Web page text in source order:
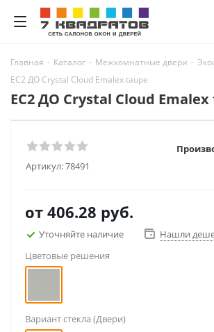
Главная - Каталог - Межкомнатные двери -
EC2 ДО Crystal Cloud Emalex taupe
EC2 ДО Crystal Cloud
Артикул:78491
от 406.28 руб.
Уточняйте наличие
Нашли
Цветовые решения
Вариант стекла (Двери)